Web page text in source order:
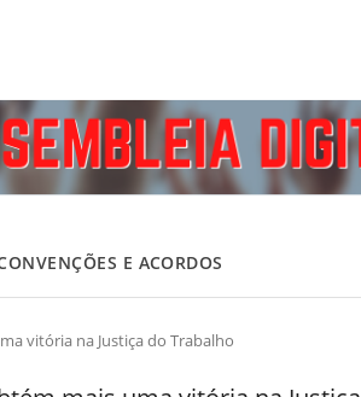
E ACORDOS
vitória na Justiça do Trabalho